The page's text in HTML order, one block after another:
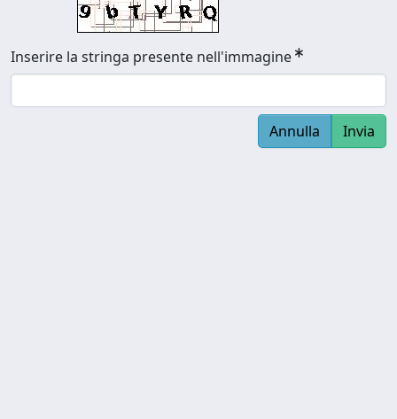
Inserire la stringa presente nell'immagine
Annulla Invia